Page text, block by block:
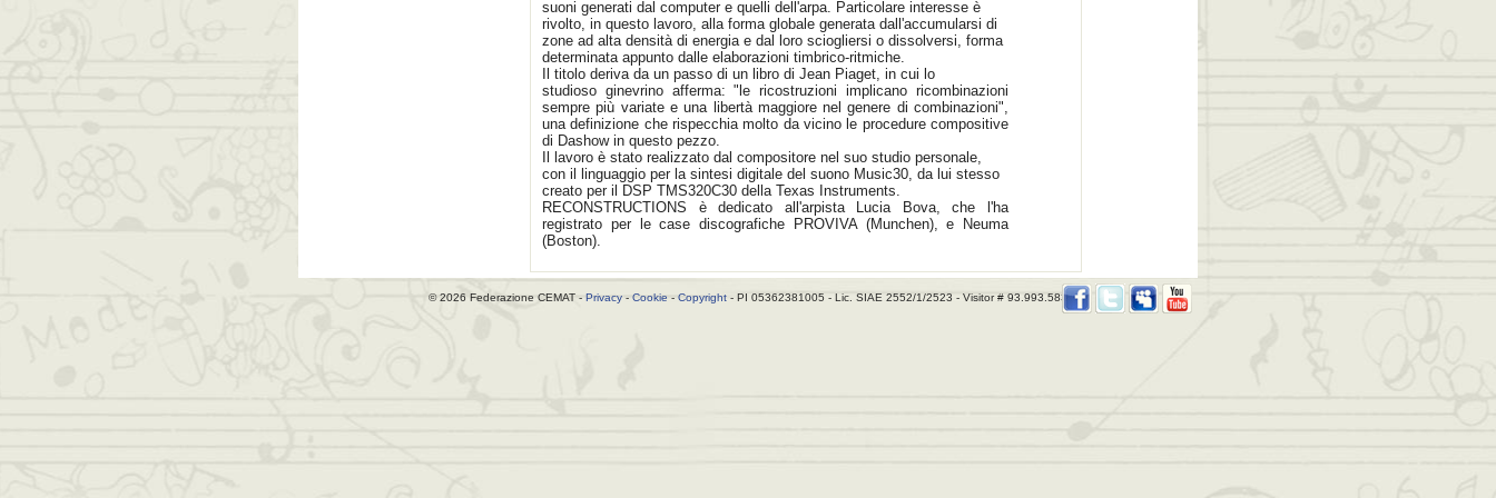
suoni generati dal computer e quelli dell'arpa. Particolare interesse è
rivolto, in questo lavoro, alla forma globale generata dall'accumularsi di
zone ad alta densità di energia e dal loro sciogliersi o dissolversi, forma
determinata appunto dalle elaborazioni timbrico-ritmiche.
Il titolo deriva da un passo di un libro di Jean Piaget, in cui lo
studioso ginevrino afferma: "le ricostruzioni implicano ricombinazioni
sempre più variate e una libertà maggiore nel genere di combinazioni",
una definizione che rispecchia molto da vicino le procedure compositive
di Dashow in questo pezzo.
Il lavoro è stato realizzato dal compositore nel suo studio personale,
con il linguaggio per la sintesi digitale del suono Music30, da lui stesso
creato per il DSP TMS320C30 della Texas Instruments.
RECONSTRUCTIONS è dedicato all'arpista Lucia Bova, che l'ha
registrato per le case discografiche PROVIVA (Munchen), e Neuma
(Boston).
© 2026 Federazione CEMAT - Privacy - Cookie - Copyright - PI 05362381005 - Lic. SIAE 2552/1/2523 - Visitor # 93.993.583